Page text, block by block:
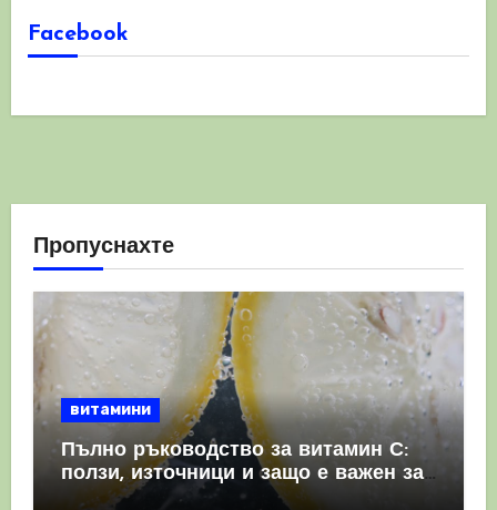
Facebook
Пропуснахте
витамини
Пълно ръководство за витамин С:
ползи, източници и защо е важен за
имунната система